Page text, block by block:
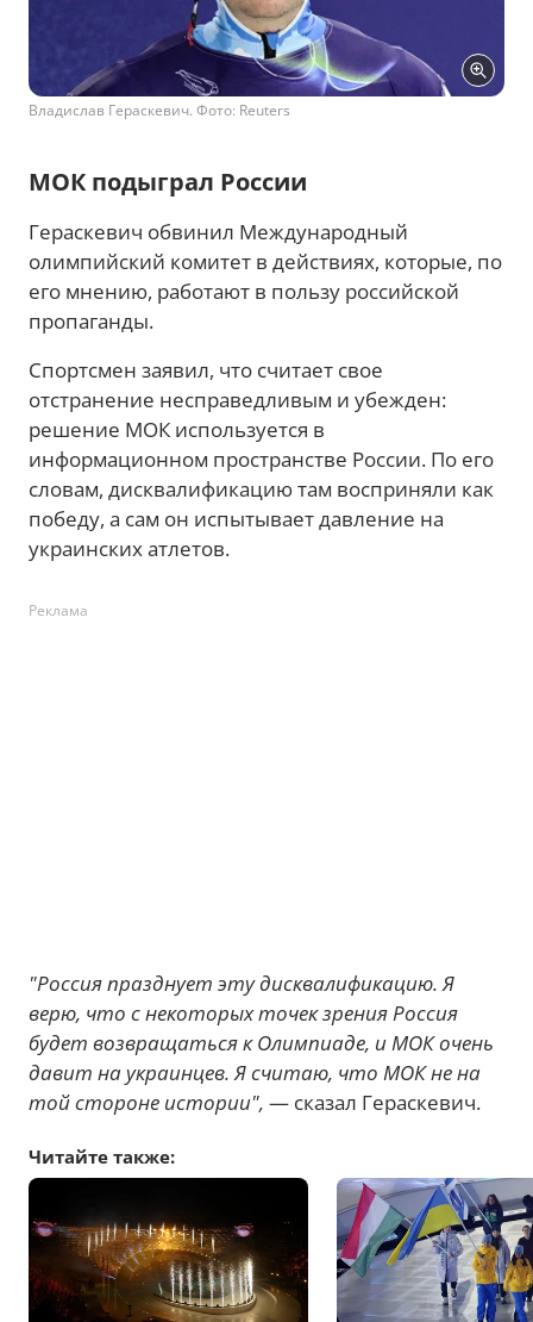
Владислав Гераскевич. Фото: Reuters
МОК подыграл России
Гераскевич обвинил Международный
олимпийский комитет в действиях, которые, по
его мнению, работают в пользу российской
пропаганды.
Спортсмен заявил, что считает свое
отстранение несправедливым и убежден:
решение МОК используется в
информационном пространстве России. По его
словам, дисквалификацию там восприняли как
победу, а сам он испытывает давление на
украинских атлетов.
Реклама
"Россия празднует эту дисквалификацию. Я
верю, что с некоторых точек зрения Россия
будет возвращаться к Олимпиаде, и МОК очень
давит на украинцев. Я считаю, что МОК не на
той стороне истории", — сказал Гераскевич.
Читайте также: